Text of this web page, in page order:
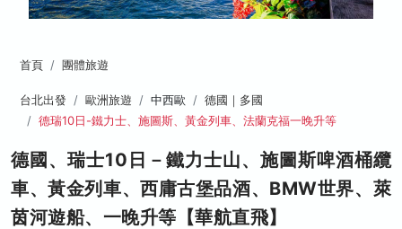
首頁 團體旅遊
台北出發 歐洲旅遊 中西歐
德國｜多國
德瑞10日-鐵力士、施圖斯、黃金列車、法蘭克福一晚升等
德國、瑞士10日－鐵力士山、施圖斯啤酒桶纜
車、黃金列車、西庸古堡品酒、BMW世界、萊
茵河遊船、一晚升等【華航直飛】